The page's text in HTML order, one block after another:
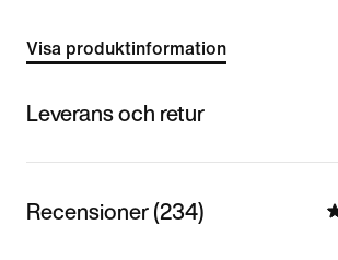
Visa produktinformation
Leverans och retur
Recensioner (234)